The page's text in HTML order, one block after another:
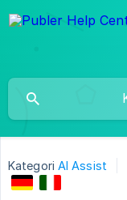
Kategori AI Assist